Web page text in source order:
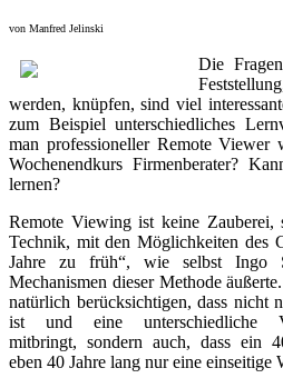
von Manfred Jelinski
Die
werden, knüpfen, sind viel
zum Beispiel unterschiedliches
man professioneller Remote Viewer
Wochenendkurs Firmenberater?
lernen?
Remote Viewing ist keine Zauberei,
Technik, mit den Möglichkeiten des
Jahre zu früh“, wie selbst Ingo
Mechanismen dieser Methode
natürlich berücksichtigen, dass nicht
ist und eine unterschiedliche
mitbringt, sondern auch, dass ein
eben 40 Jahre lang nur eine einseitige